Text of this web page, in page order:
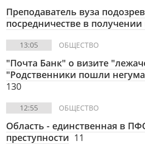
Преподаватель вуза
посредничестве в получении
13:05 ОБЩЕСТВО
"Почта Банк" о визите
"Родственники пошли
130
12:55 ОБЩЕСТВО
Область - единственная в
преступности 11